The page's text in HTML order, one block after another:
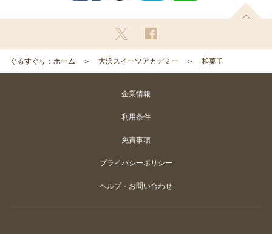
ぐるすぐり：ホーム 大浜スイーツアカデミー 和菓子
企業情報
利用条件
免責事項
プライバシーポリシー
ヘルプ・お問い合わせ